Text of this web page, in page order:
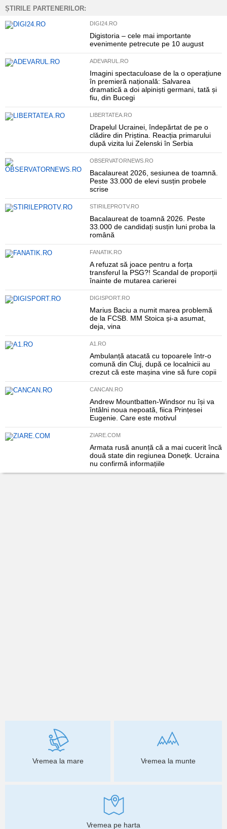
ȘTIRILE PARTENERILOR:
DIGI24.RO
Digistoria – cele mai importante
evenimente petrecute pe 10 august
ADEVARUL.RO
Imagini spectaculoase de la o operațiune
în premieră națională: Salvarea
dramatică a doi alpiniști germani, tată și
fiu, din Bucegi
LIBERTATEA.RO
Drapelul Ucrainei, îndepărtat de pe o
clădire din Priștina. Reacția primarului
după vizita lui Zelenski în Serbia
OBSERVATORNEWS.RO
Bacalaureat 2026, sesiunea de toamnă.
Peste 33.000 de elevi susțin probele
scrise
STIRILEPROTV.RO
Bacalaureat de toamnă 2026. Peste
33.000 de candidați susțin luni proba la
română
FANATIK.RO
A refuzat să joace pentru a forța
transferul la PSG?! Scandal de proporții
înainte de mutarea carierei
DIGISPORT.RO
Marius Baciu a numit marea problemă
de la FCSB. MM Stoica și-a asumat,
deja, vina
A1.RO
Ambulanță atacată cu topoarele într-o
comună din Cluj, după ce localnicii au
crezut că este mașina vine să fure copii
CANCAN.RO
Andrew Mountbatten-Windsor nu își va
întâlni noua nepoată, fiica Prințesei
Eugenie. Care este motivul
ZIARE.COM
Armata rusă anunță că a mai cucerit încă
două state din regiunea Donețk. Ucraina
nu confirmă informațiile
Vremea la mare Vremea la munte
Vremea pe harta